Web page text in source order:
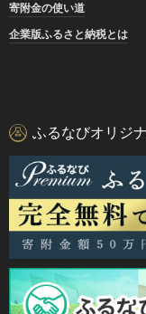
寄附金の使い道
企業版ふるさと納税とは
ふるなびオリジ